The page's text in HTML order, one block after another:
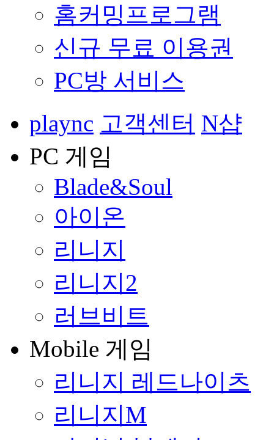
홈커밍프로그램
신규 무료 이용권
PC방 서비스
plaync 고객센터 N샵
PC 게임
Blade&Soul
아이온
리니지
리니지2
러브비트
Mobile 게임
리니지 레드나이츠
리니지M